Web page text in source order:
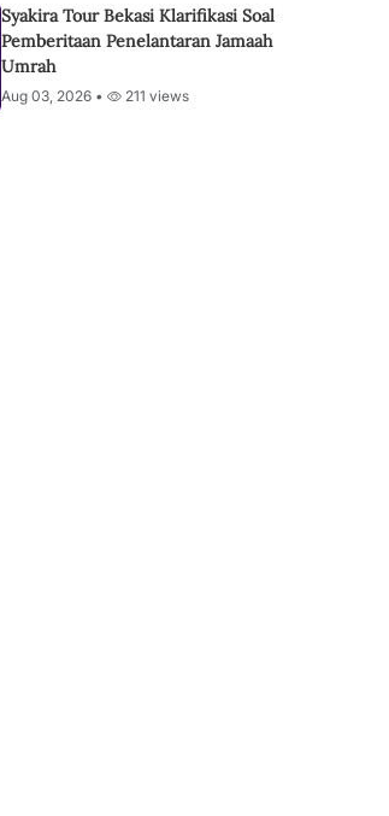
Syakira Tour Bekasi Klarifikasi Soal
Pemberitaan Penelantaran Jamaah
Umrah
Aug 03, 2026 • 211 views